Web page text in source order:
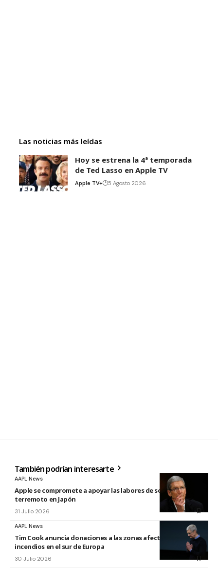
Las noticias más leídas
Hoy se estrena la 4ª temporada
de Ted Lasso en Apple TV
Apple TV+ 5 Agosto 2026
También podrían interesarte
AAPL News
Apple se compromete a apoyar las labores de socorro tras el
terremoto en Japón
31 Julio 2026
AAPL News
Tim Cook anuncia donaciones a las zonas afectadas por los
incendios en el sur de Europa
30 Julio 2026